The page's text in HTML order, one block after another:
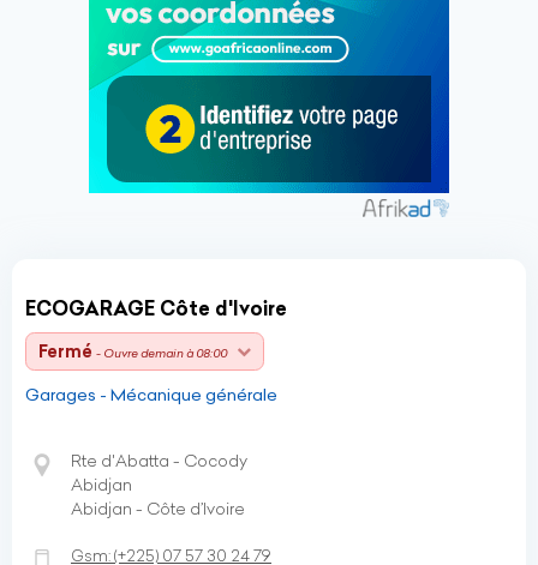
ECOGARAGE Côte d'Ivoire
Fermé - Ouvre demain à 08:00
Garages - Mécanique générale
Rte d'Abatta - Cocody
Abidjan
Abidjan - Côte d’Ivoire
Gsm:(+225) 07 57 30 24 79